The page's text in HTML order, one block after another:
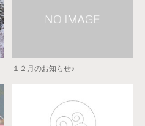
１２月のお知らせ♪